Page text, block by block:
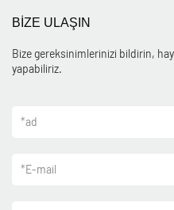
BİZE ULAŞIN
Bize gereksinimlerinizi bildirin,
yapabiliriz.
*ad
*E-mail